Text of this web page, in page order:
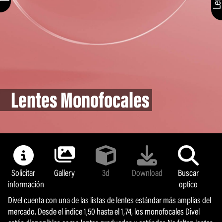
Lentes Monofocales
Solicitar
información
Gallery 3d Download
Buscar
optico
Divel cuenta con una de las listas de lentes estándar más amplias del
mercado. Desde el índice 1,50 hasta el 1,74, los monofocales Divel